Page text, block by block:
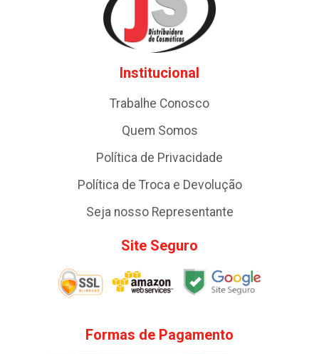
Institucional
Trabalhe Conosco
Quem Somos
Política de Privacidade
Política de Troca e Devolução
Seja nosso Representante
Site Seguro
Formas de Pagamento